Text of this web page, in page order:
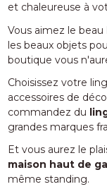
et chaleureuse à
Vous aimez le beau
les beaux objets
boutique vous
Choisissez votre
accessoires de
commandez du
grandes marques
Et vous aurez le
maison haut de
même standing.